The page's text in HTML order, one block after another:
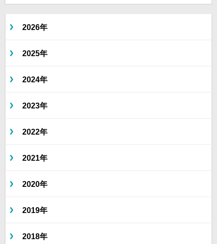
2026年
2025年
2024年
2023年
2022年
2021年
2020年
2019年
2018年